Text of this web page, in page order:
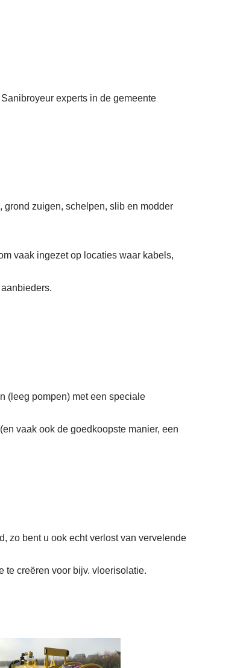
experts in de gemeente
grond zuigen, schelpen, slib en modder
vaak ingezet op locaties waar kabels,
(leeg pompen) met een speciale
vaak ook de goedkoopste manier, een
zo bent u ook echt verlost van vervelende
te creëren voor bijv. vloerisolatie.